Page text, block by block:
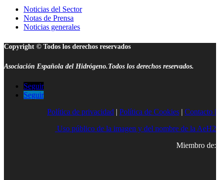
Noticias del Sector
Notas de Prensa
Noticias generales
Copyright © Todos los derechos reservados
Asociación Española del Hidrógeno.Todos los derechos reservados.
Seguir
Seguir
Política de privacidad | Política de Cookies | Contacto |
Uso público de la imagen y del nombre de la AeH2
Miembro de: